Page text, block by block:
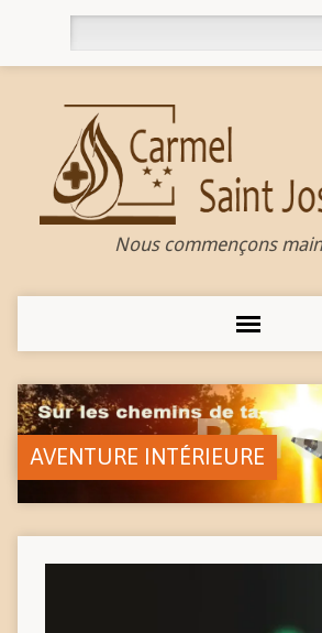
Nous commençons
AVENTURE INTÉRIEURE